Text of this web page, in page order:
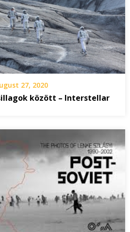
27, 2020
között – Interstellar